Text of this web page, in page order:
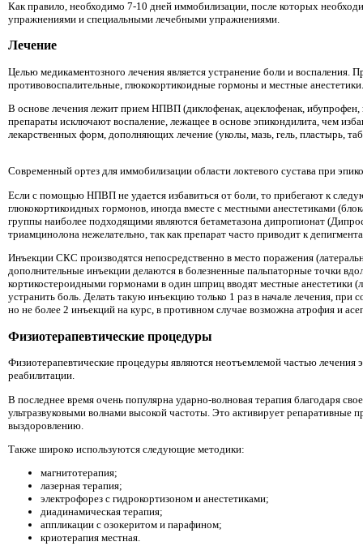
Как правило, необходимо 7-10 дней иммобилизации, после которых
упражнениями и специальными лечебными упражнениями.
Лечение
Целью медикаментозного лечения является устранение боли и
противовоспалительные, глюкокортикоидные гормоны и местные анестетики.
В основе лечения лежит прием НПВП (диклофенак, ацеклофенак,
препараты исключают воспаление, лежащее в основе эпикондилита, чем
лекарственных форм, дополняющих лечение (уколы, мазь, гель, пластырь,
Современный ортез для иммобилизации области локтевого сустава при
Если с помощью НПВП не удается избавиться от боли, то прибегают к
глюкокортикоидных гормонов, иногда вместе с местными анестетиками
группы наиболее подходящими являются бетаметазона дипропионат
триамцинолона нежелательно, так как препарат часто приводит к
Инъекции СКС производятся непосредственно в место поражения
дополнительные инъекции делаются в болезненные пальпаторные точки
кортикостероидными гормонами в один шприц вводят местные анестетики
устранить боль. Делать такую ​​инъекцию только 1 раз в начале лечения,
но не более 2 инъекций на курс, в противном случае возможна атрофия и
Физиотерапевтические процедуры
Физиотерапевтические процедуры являются неотъемлемой частью лечения
реабилитации.
В последнее время очень популярна ударно-волновая терапия благодаря
ультразвуковыми волнами высокой частоты. Это активирует репаративные
выздоровлению.
Также широко используются следующие методики:
магнитотерапия;
лазерная терапия;
электрофорез с гидрокортизоном и анестетиками;
диадинамическая терапия;
аппликации с озокеритом и парафином;
криотерапия местная.